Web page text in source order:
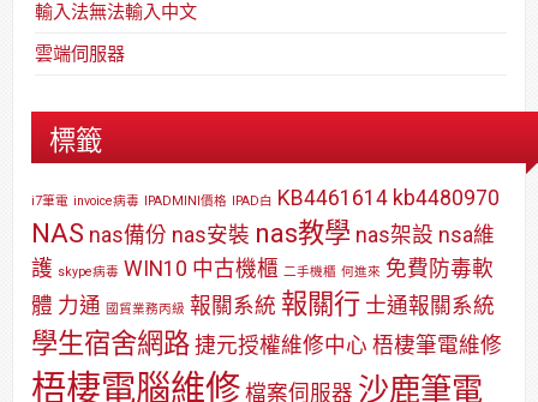
輸入法無法輸入中文
雲端伺服器
標籤
i7筆電 invoice病毒 IPADMINI價格 IPAD白 KB4461614 kb4480970
NAS nas備份 nas安裝 nas教學 nas架設 nsa維
護 skype病毒 WIN10 中古機櫃 二手機櫃 何進來 免費防毒軟
體 力通 國貿業務丙級 報關系統 報關行 士通報關系統
學生宿舍網路 捷元授權維修中心 梧棲筆電維修
梧棲電腦維修 檔案伺服器 沙鹿筆電